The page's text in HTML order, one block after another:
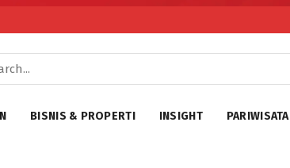
BISNIS & PROPERTI INSIGHT PARIWISATA